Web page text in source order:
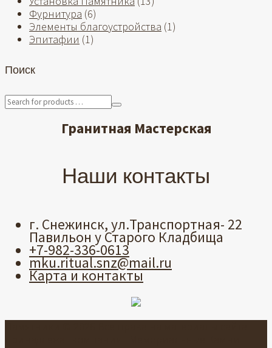
Фурнитура (6)
Элементы благоустройства (1)
Эпитафии (1)
Поиск
Гранитная Мастерская
Наши контакты
г. Снежинск, ул.Транспортная- 22
Павильон у Старого Кладбища
+7-982-336-0613
mku.ritual.snz@mail.ru
Карта и контакты